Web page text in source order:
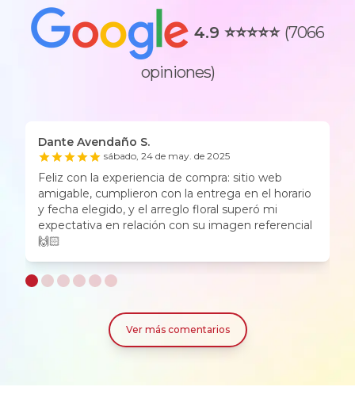
4.9 ⭐⭐⭐⭐⭐ (7066
opiniones)
Dante Avendaño S.
sábado, 24 de may. de 2025
Feliz con la experiencia de compra: sitio web
amigable, cumplieron con la entrega en el horario
y fecha elegido, y el arreglo floral superó mi
expectativa en relación con su imagen referencial
🙌🏻
Ver más comentarios